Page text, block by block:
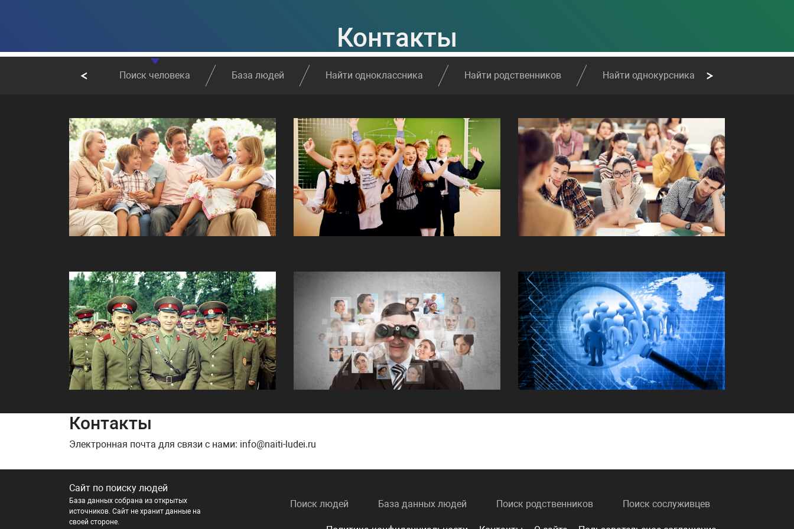
Контакты
Поиск человека База людей Найти одноклассника Найти родственников Найти однокурсника
Контакты
Электронная почта для связи с нами: info@naiti-ludei.ru
Сайт по поиску людей
База данных собрана из открытых
источников. Сайт не хранит данные на
своей стороне.
Поиск людей База данных людей Поиск родственников Поиск сослуживцев